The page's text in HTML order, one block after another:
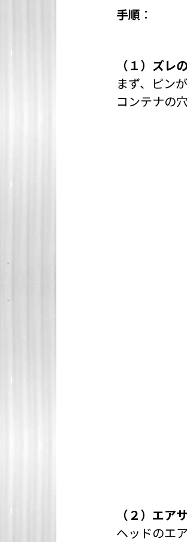
手順 ：
（１）ズレ
まず、ピン
コンテナの
（２）エア
ヘッドのエ